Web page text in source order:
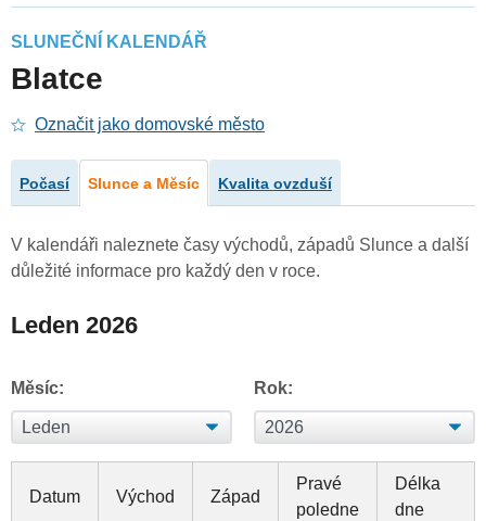
SLUNEČNÍ KALENDÁŘ
Blatce
Označit jako domovské město
Počasí Slunce a Měsíc Kvalita ovzduší
V kalendáři naleznete časy východů, západů Slunce a další
důležité informace pro každý den v roce.
Leden 2026
Měsíc: Rok:
Datum Východ Západ
Pravé
poledne
Délka
dne